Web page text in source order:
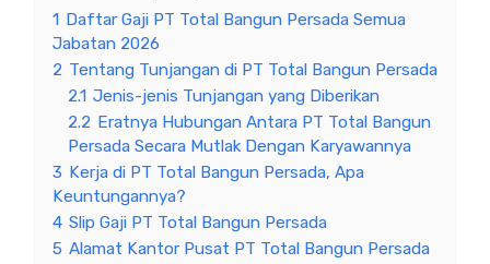
1 Daftar Gaji PT Total Bangun Persada Semua
Jabatan 2026
2 Tentang Tunjangan di PT Total Bangun Persada
2.1 Jenis-jenis Tunjangan yang Diberikan
2.2 Eratnya Hubungan Antara PT Total Bangun
Persada Secara Mutlak Dengan Karyawannya
3 Kerja di PT Total Bangun Persada, Apa
Keuntungannya?
4 Slip Gaji PT Total Bangun Persada
5 Alamat Kantor Pusat PT Total Bangun Persada